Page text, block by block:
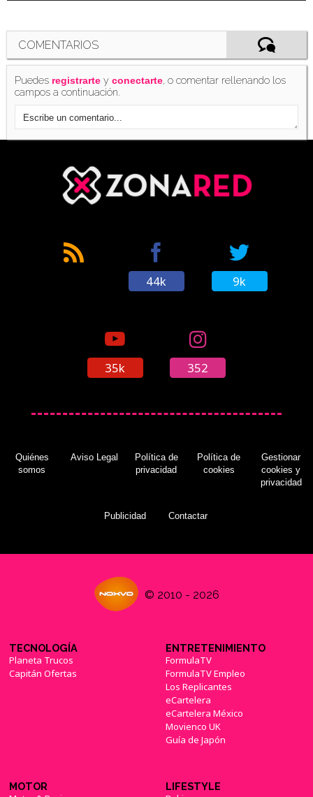
COMENTARIOS
Puedes registrarte yconectarte, o comentar rellenando los
campos a continuación.
44k 9k
35k 352
Quiénes
somos
Aviso Legal
Política de
privacidad
Política de
cookies
Gestionar
cookies y
privacidad
Publicidad Contactar
© 2010 - 2026
TECNOLOGÍA
Planeta Trucos
Capitán Ofertas
ENTRETENIMIENTO
FormulaTV
FormulaTV Empleo
Los Replicantes
eCartelera
eCartelera México
Movienco UK
Guía de Japón
MOTOR LIFESTYLE